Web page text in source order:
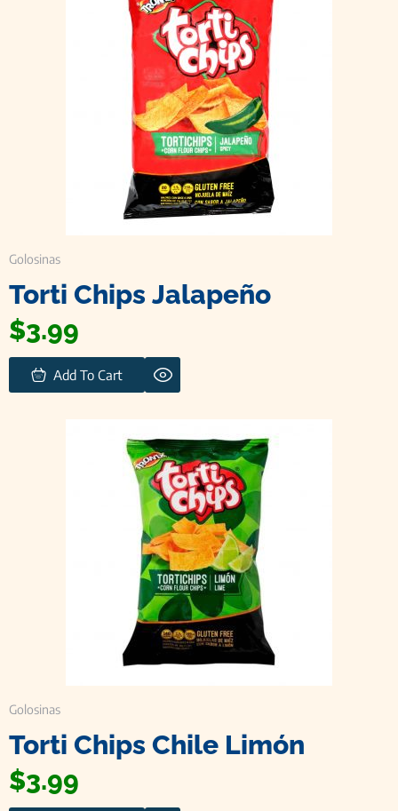
Golosinas
Torti Chips Jalapeño
$3.99
Add To Cart
Golosinas
Torti Chips Chile Limón
$3.99